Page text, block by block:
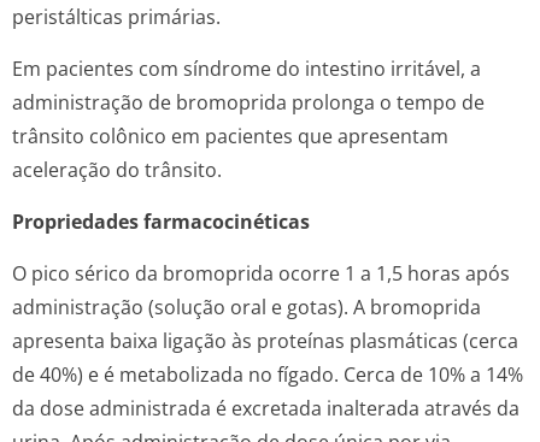
peristálticas primárias.
Em pacientes com síndrome do intestino irritável, a
administração de bromoprida prolonga o tempo de
trânsito colônico em pacientes que apresentam
aceleração do trânsito.
Propriedades farmacocinéticas
O pico sérico da bromoprida ocorre 1 a 1,5 horas após
administração (solução oral e gotas). A bromoprida
apresenta baixa ligação às proteínas plasmáticas (cerca
de 40%) e é metabolizada no fígado. Cerca de 10% a 14%
da dose administrada é excretada inalterada através da